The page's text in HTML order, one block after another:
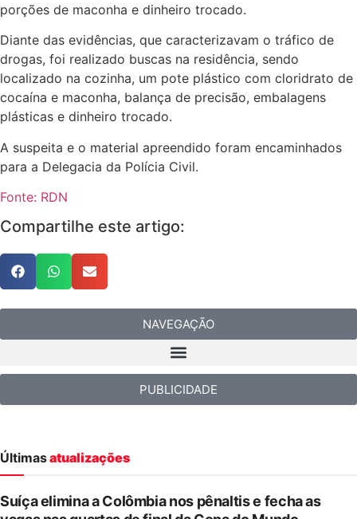
porções de maconha e dinheiro trocado.
Diante das evidências, que caracterizavam o tráfico de
drogas, foi realizado buscas na residência, sendo
localizado na cozinha, um pote plástico com cloridrato de
cocaína e maconha, balança de precisão, embalagens
plásticas e dinheiro trocado.
A suspeita e o material apreendido foram encaminhados
para a Delegacia da Polícia Civil.
Fonte: RDN
Compartilhe este artigo:
NAVEGAÇÃO
PUBLICIDADE
Últimasatualizações
Suíça elimina a Colômbia nos pênaltis e fecha as